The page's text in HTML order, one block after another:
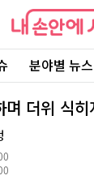
내
손
에
울
분야별 뉴스
며 더위 식히